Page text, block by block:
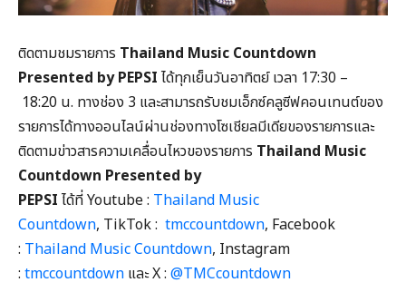
ติดตามชมรายการ Thailand Music Countdown
Presented by PEPSI ได้ทุกเย็นวันอาทิตย์ เวลา 17:30 –
18:20 น. ทางช่อง 3 และสามารถรับชมเอ็กซ์คลูซีฟคอนเทนต์ของ
รายการได้ทางออนไลน์ผ่านช่องทางโซเชียลมีเดียของรายการและ
ติดตามข่าวสารความเคลื่อนไหวของรายการ Thailand Music
Countdown Presented by
PEPSI ได้ที่ Youtube : Thailand Music
Countdown, TikTok : tmccountdown, Facebook
: Thailand Music Countdown, Instagram
: tmccountdown และ X : @TMCcountdown